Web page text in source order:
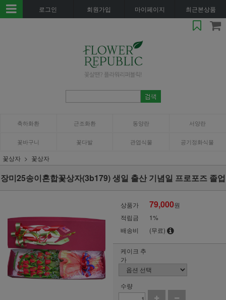
로그인 회원가입 마이페이지 최근본상품
축하화환 근조화환 동양란 서양란
꽃바구니 꽃다발 관엽식물 공기정화식물
꽃상자 꽃상자
장미25송이혼합꽃상자(3b179) 생일 출산 기념일 프로포즈 졸업
상품가 79,000원
적립금
1%
배송비
(무료)
케이크 추
가
수량